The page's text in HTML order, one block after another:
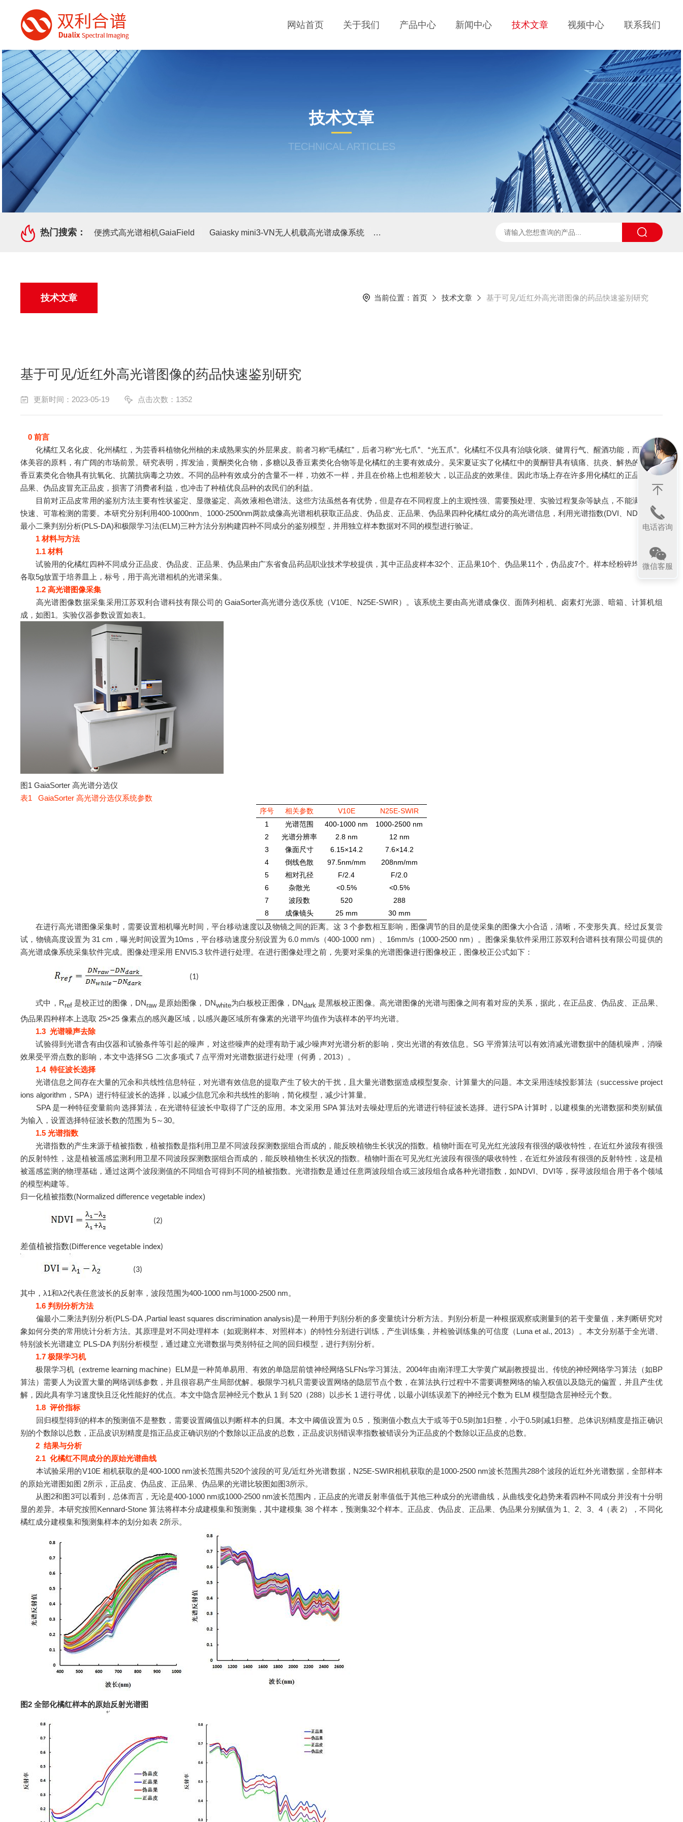
网站首页 关于我们 产品中心 新闻中心 技术文章 视频中心 联系我们
技术文章
TECHNICAL ARTICLES
热门搜索： 便携式高光谱相机GaiaField Gaiasky mini3-VN无人机载高光谱成像系统 高光谱分选仪GaiaSorter 太阳光诱导叶绿素荧光测试系统 SpecVIEW高光谱
技术文章 当前位置： 首页 技术文章 基于可见/近红外高光谱图像的药品快速鉴别研究
基于可见/近红外高光谱图像的药品快速鉴别研究
更新时间：2023-05-19 点击次数：1352
0 前言
化橘红又名化皮、化州橘红，为芸香科植物化州柚的未成熟果实的外层果皮。前者习称“毛橘红”，后者习称“光七爪”、“光五爪”。化橘红不仅具有治咳化啖、健胃行气、醒酒功能，而还是人
体美容的原料，有广阔的市场前景。研究表明，挥发油，黄酮类化合物，多糖以及香豆素类化合物等是化橘红的主要有效成分。吴宋夏证实了化橘红中的黄酮苷具有镇痛、抗炎、解热的作用；
香豆素类化合物具有抗氧化、抗菌抗病毒之功效。不同的品种有效成分的含量不一样，功效不一样，并且在价格上也相差较大，以正品皮的效果佳。因此市场上存在许多用化橘红的正品果、伪
品果、伪品皮冒充正品皮，损害了消费者利益，也冲击了种植优良品种的农民们的利益。
目前对正品皮常用的鉴别方法主要有性状鉴定、显微鉴定、高效液相色谱法。这些方法虽然各有优势，但是存在不同程度上的主观性强、需要预处理、实验过程复杂等缺点，不能满足市场
快速、可靠检测的需要。本研究分别利用400-1000nm、1000-2500nm两款成像高光谱相机获取正品皮、伪品皮、正品果、伪品果四种化橘红成分的高光谱信息，利用光谱指数(DVI、NDVI)、偏
最小二乘判别分析(PLS-DA)和极限学习法(ELM)三种方法分别构建四种不同成分的鉴别模型，并用独立样本数据对不同的模型进行验证。
1 材料与方法
1.1 材料
试验用的化橘红四种不同成分正品皮、伪品皮、正品果、伪品果由广东省食品药品职业技术学校提供，其中正品皮样本32个、正品果10个、伪品果11个，伪品皮7个。样本经粉碎均匀后，
各取5g放置于培养皿上，标号，用于高光谱相机的光谱采集。
1.2 高光谱图像采集
高光谱图像数据采集采用江苏双利合谱科技有限公司的 GaiaSorter高光谱分选仪系统（V10E、N25E-SWIR）。该系统主要由高光谱成像仪、面阵列相机、卤素灯光源、暗箱、计算机组
成，如图1。实验仪器参数设置如表1。
图1 GaiaSorter 高光谱分选仪
表1 GaiaSorter 高光谱分选仪系统参数
序号 相关参数 V10E
N25E-SWIR
1
光谱范围 400-1000 nm
1000-2500 nm
2
光谱分辨率 2.8 nm
12 nm
3
像面尺寸 6.15×14.2 7.6×14.2
4
倒线色散 97.5nm/mm
208nm/mm
5
相对孔径 F/2.4
F/2.0
6
杂散光 <0.5%
<0.5%
7
波段数 520
288
8
成像镜头 25 mm 30 mm
在进行高光谱图像采集时，需要设置相机曝光时间，平台移动速度以及物镜之间的距离。这 3 个参数相互影响，图像调节的目的是使采集的图像大小合适，清晰，不变形失真。经过反复尝
试，物镜高度设置为 31 cm，曝光时间设置为10ms，平台移动速度分别设置为 6.0 mm/s（400-1000 nm）、16mm/s（1000-2500 nm）。图像采集软件采用江苏双利合谱科技有限公司提供的
高光谱成像系统采集软件完成。图像处理采用 ENVI5.3 软件进行处理。在进行图像处理之前，先要对采集的光谱图像进行图像校正，图像校正公式如下：
(1)
式中， Rref 是校正过的图像， DNraw 是原始图像， DNwhite为白板校正图像， DNdark 是黑板校正图像。高光谱图像的光谱与图像之间有着对应的关系，据此，在正品皮、伪品皮、正品果、
伪品果四种样本上选取 25×25像素点的感兴趣区域，以感兴趣区域所有像素的光谱平均值作为该样本的平均光谱。
1.3 光谱噪声去除
试验得到光谱含有由仪器和试验条件等引起的噪声，对这些噪声的处理有助于减少噪声对光谱分析的影响，突出光谱的有效信息。SG 平滑算法可以有效消减光谱数据中的随机噪声，消噪
效果受平滑点数的影响，本文中选择SG 二次多项式 7 点平滑对光谱数据进行处理（何勇，2013）。
1.4 特征波长选择
光谱信息之间存在大量的冗余和共线性信息特征，对光谱有效信息的提取产生了较大的干扰，且大量光谱数据造成模型复杂、计算量大的问题。本文采用连续投影算法（successive project
ions algorithm，SPA）进行特征波长的选择，以减少信息冗余和共线性的影响，简化模型，减少计算量。
SPA 是一种特征变量前向选择算法，在光谱特征波长中取得了广泛的应用。本文采用 SPA 算法对去噪处理后的光谱进行特征波长选择。进行SPA 计算时，以建模集的光谱数据和类别赋值
为输入，设置选择特征波长数的范围为 5～30。
1.5 光谱指数
光谱指数的产生来源于植被指数，植被指数是指利用卫星不同波段探测数据组合而成的，能反映植物生长状况的指数。植物叶面在可见光红光波段有很强的吸收特性，在近红外波段有很强
的反射特性，这是植被遥感监测利用卫星不同波段探测数据组合而成的，能反映植物生长状况的指数。植物叶面在可见光红光波段有很强的吸收特性，在近红外波段有很强的反射特性，这是植
被遥感监测的物理基础，通过这两个波段测值的不同组合可得到不同的植被指数。光谱指数是通过任意两波段组合或三波段组合成各种光谱指数，如NDVI、DVI等，探寻波段组合用于各个领域
的模型构建等。
归一化植被指数(Normalized difference vegetable index)
(2)
差值植被指数(Difference vegetable index)
(3)
其中，λ1和λ2代表任意波长的反射率，波段范围为400-1000 nm与1000-2500 nm。
1.6 判别分析方法
偏最小二乘法判别分析(PLS-DA ,Partial least squares discrimination analysis)是一种用于判别分析的多变量统计分析方法。判别分析是一种根据观察或测量到的若干变量值，来判断研究对
象如何分类的常用统计分析方法。其原理是对不同处理样本（如观测样本、对照样本）的特性分别进行训练，产生训练集，并检验训练集的可信度（Luna et al., 2013）。本文分别基于全光谱、
特别波长光谱建立 PLS-DA 判别分析模型，通过建立光谱数据与类别特征之间的回归模型，进行判别分析。
1.7 极限学习机
极限学习机（extreme learning machine）ELM是一种简单易用、有效的单隐层前馈神经网络SLFNs学习算法。2004年由南洋理工大学黄广斌副教授提出。传统的神经网络学习算法（如BP
算法）需要人为设置大量的网络训练参数，并且很容易产生局部优解。极限学习机只需要设置网络的隐层节点个数，在算法执行过程中不需要调整网络的输入权值以及隐元的偏置，并且产生优
解，因此具有学习速度快且泛化性能好的优点。本文中隐含层神经元个数从 1 到 520（288）以步长 1 进行寻优，以最小训练误差下的神经元个数为 ELM 模型隐含层神经元个数。
1.8 评价指标
回归模型得到的样本的预测值不是整数，需要设置阈值以判断样本的归属。本文中阈值设置为 0.5 ，预测值小数点大于或等于0.5则加1归整，小于0.5则减1归整。总体识别精度是指正确识
别的个数除以总数，正品皮识别精度是指正品皮正确识别的个数除以正品皮的总数，正品皮识别错误率指数被错误分为正品皮的个数除以正品皮的总数。
2 结果与分析
2.1 化橘红不同成分的原始光谱曲线
本试验采用的V10E 相机获取的是400-1000 nm波长范围共520个波段的可见/近红外光谱数据，N25E-SWIR相机获取的是1000-2500 nm波长范围共288个波段的近红外光谱数据，全部样本
的原始光谱图如图 2所示，正品皮、伪品皮、正品果、伪品果的光谱比较图如图3所示。
从图2和图3可以看到，总体而言，无论是400-1000 nm或1000-2500 nm波长范围内，正品皮的光谱反射率值低于其他三种成分的光谱曲线，从曲线变化趋势来看四种不同成分并没有十分明
显的差异。本研究按照Kennard-Stone 算法将样本分成建模集和预测集，其中建模集 38 个样本，预测集32个样本。正品皮、伪品皮、正品果、伪品果分别赋值为 1、2、3、4（表 2），不同化
橘红成分建模集和预测集样本的划分如表 2所示。
图2 全部化橘红样本的原始反射光谱图
电话咨询
微信客服